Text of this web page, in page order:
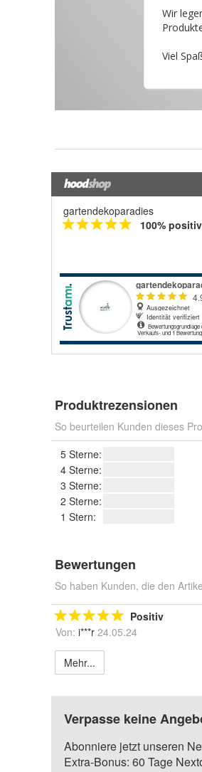
gartendekoparadies
100% positiv
Produktrezensionen
So beurteilen Kunden dieses
5 Sterne:
4 Sterne:
3 Sterne:
2 Sterne:
1 Stern:
Bewertungen
So haben Kunden, die den
Positiv
Von: i***r 24.05.24
Mehr...
Verpasse keine
Abonniere jetzt unseren
Extra-Bonus: 60 Tage